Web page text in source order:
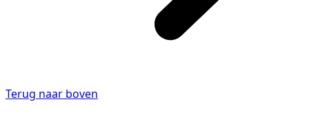
Terug naar boven